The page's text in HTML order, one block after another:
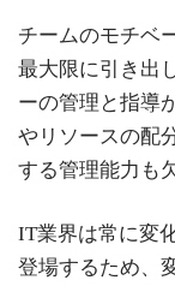
チームのモチベ
最大限に引き出
ーの管理と指導
やリソースの配
する管理能力も
IT業界は常に変
登場するため、